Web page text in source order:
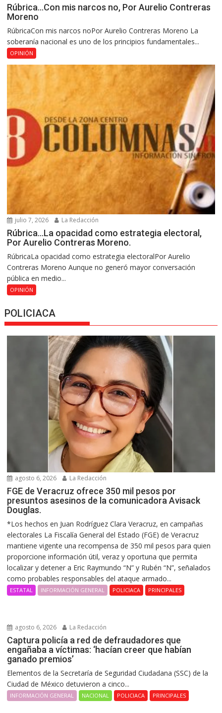
Rúbrica…Con mis narcos no, Por Aurelio Contreras
Moreno
RúbricaCon mis narcos noPor Aurelio Contreras Moreno La
soberanía nacional es uno de los principios fundamentales...
OPINIÓN
julio 7, 2026 La Redacción
Rúbrica…La opacidad como estrategia electoral,
Por Aurelio Contreras Moreno.
RúbricaLa opacidad como estrategia electoralPor Aurelio
Contreras Moreno Aunque no generó mayor conversación
pública en medio...
OPINIÓN
POLICIACA
agosto 6, 2026 La Redacción
FGE de Veracruz ofrece 350 mil pesos por
presuntos asesinos de la comunicadora Avisack
Douglas.
*Los hechos en Juan Rodríguez Clara Veracruz, en campañas
electorales La Fiscalía General del Estado (FGE) de Veracruz
mantiene vigente una recompensa de 350 mil pesos para quien
proporcione información útil, veraz y oportuna que permita
localizar y detener a Eric Raymundo “N” y Rubén “N”, señalados
como probables responsables del ataque armado...
ESTATAL INFORMACIÓN GENERAL POLICIACA PRINCIPALES
agosto 6, 2026 La Redacción
Captura policía a red de defraudadores que
engañaba a víctimas: ‘hacían creer que habían
ganado premios’
Elementos de la Secretaría de Seguridad Ciudadana (SSC) de la
Ciudad de México detuvieron a cinco...
INFORMACIÓN GENERAL NACIONAL POLICIACA PRINCIPALES